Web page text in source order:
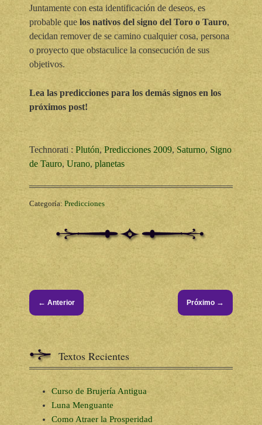
Juntamente con esta identificación de deseos, es
probable que los nativos del signo del Toro o Tauro,
decidan remover de se camino cualquier cosa, persona
o proyecto que obstaculice la consecución de sus
objetivos.
Lea las predicciones para los demás signos en los
próximos post!
Technorati : Plutón,Predicciones 2009,Saturno, Signo
de Tauro, Urano, planetas
Categoría: Predicciones
← Anterior Próximo →
Textos Recientes
Curso de Brujería Antigua
Luna Menguante
Como Atraer la Prosperidad